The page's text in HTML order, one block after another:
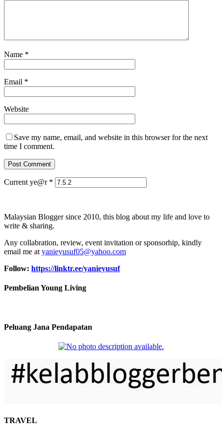
Name *
Email *
Website
Save my name, email, and website in this browser for the next
time I comment.
Current ye@r *
Malaysian Blogger since 2010, this blog about my life and love to
write & sharing.
Any collabration, review, event invitation or sponsorhip, kindly
email me at yanieyusuf05@yahoo.com
Follow: https://linktr.ee/yanieyusuf
Pembelian Young Living
Peluang Jana Pendapatan
TRAVEL